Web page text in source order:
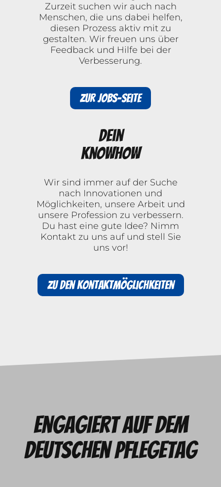
Zurzeit suchen wir auch nach
Menschen, die uns dabei helfen,
diesen Prozess aktiv mit zu
gestalten. Wir freuen uns über
Feedback und Hilfe bei der
Verbesserung.
Zur Jobs-Seite
Dein
Knowhow
Wir sind immer auf der Suche
nach Innovationen und
Möglichkeiten, unsere Arbeit und
unsere Profession zu verbessern.
Du hast eine gute Idee? Nimm
Kontakt zu uns auf und stell Sie
uns vor!
Zu den Kontaktmöglichkeiten
Engagiert auf dem
deutschen Pflegetag